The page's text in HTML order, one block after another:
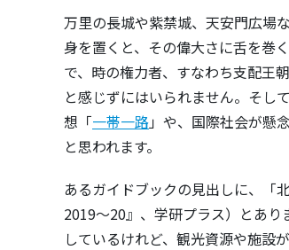
万里の長城や紫禁城、天安門広場
身を置くと、その偉大さに舌を巻
で、時の権力者、すなわち支配王
と感じずにはいられません。そし
想「一帯一路」や、国際社会が懸
と思われます。
あるガイドブックの見出しに、「
2019～20』、学研プラス）とあ
しているけれど、観光資源や施設